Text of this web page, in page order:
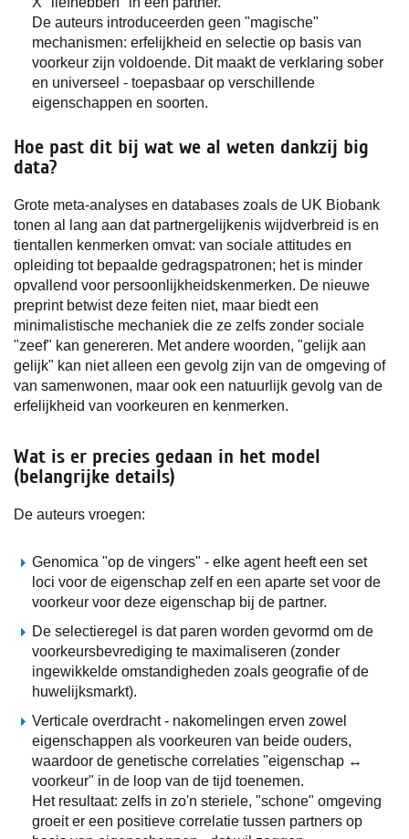
De auteurs introduceerden geen "magische"
mechanismen: erfelijkheid en selectie op basis van
voorkeur zijn voldoende. Dit maakt de verklaring sober
en universeel - toepasbaar op verschillende
eigenschappen en soorten.
Hoe past dit bij wat we al weten dankzij big
data?
Grote meta-analyses en databases zoals de UK Biobank
tonen al lang aan dat partnergelijkenis wijdverbreid is en
tientallen kenmerken omvat: van sociale attitudes en
opleiding tot bepaalde gedragspatronen; het is minder
opvallend voor persoonlijkheidskenmerken. De nieuwe
preprint betwist deze feiten niet, maar biedt een
minimalistische mechaniek die ze zelfs zonder sociale
"zeef" kan genereren. Met andere woorden, "gelijk aan
gelijk" kan niet alleen een gevolg zijn van de omgeving of
van samenwonen, maar ook een natuurlijk gevolg van de
erfelijkheid van voorkeuren en kenmerken.
Wat is er precies gedaan in het model
(belangrijke details)
De auteurs vroegen:
Genomica "op de vingers" - elke agent heeft een set
loci voor de eigenschap zelf en een aparte set voor de
voorkeur voor deze eigenschap bij de partner.
De selectieregel is dat paren worden gevormd om de
voorkeursbevrediging te maximaliseren (zonder
ingewikkelde omstandigheden zoals geografie of de
huwelijksmarkt).
Verticale overdracht - nakomelingen erven zowel
eigenschappen als voorkeuren van beide ouders,
waardoor de genetische correlaties "eigenschap ↔
voorkeur" in de loop van de tijd toenemen.
Het resultaat: zelfs in zo'n steriele, "schone" omgeving
groeit er een positieve correlatie tussen partners op